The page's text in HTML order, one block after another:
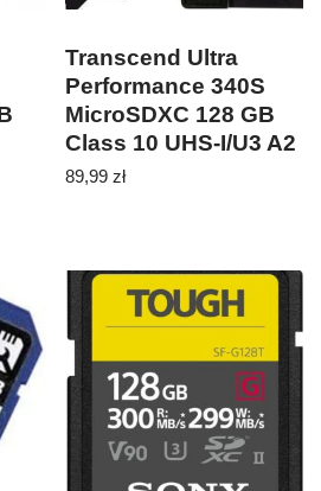
Transcend Ultra
Performance 340S
MicroSDXC 128 GB
Class 10 UHS-I/U3 A2
V30
89,99zł